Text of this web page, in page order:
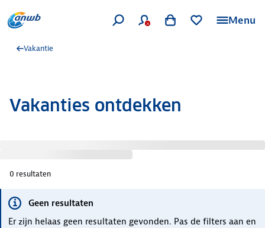
Menu
Vakantie
Vakanties ontdekken
0 resultaten
Geen resultaten
Er zijn helaas geen resultaten gevonden. Pas de filters aan en